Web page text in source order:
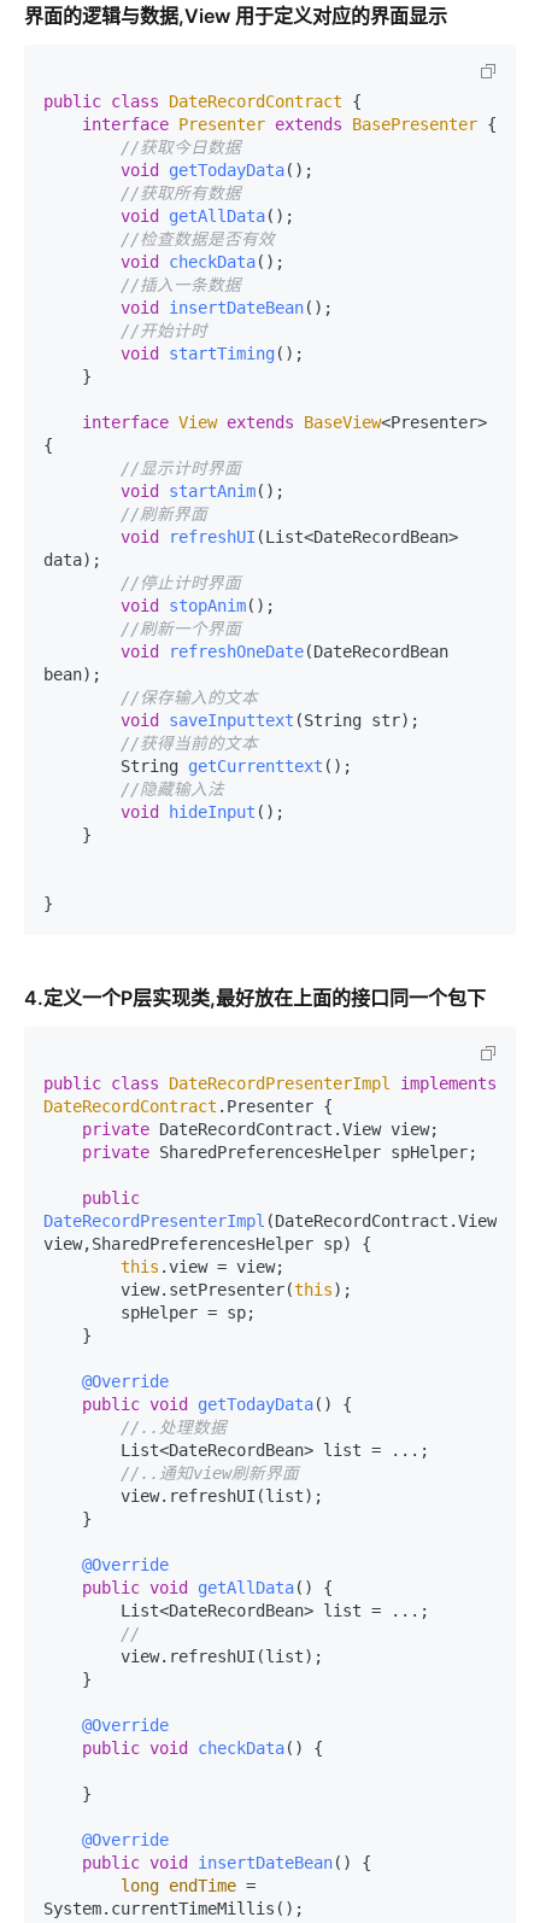
界面的逻辑与数据,View 用于定义对应的界面显示
public class DateRecordContract {
interface Presenter extends BasePresenter {
//获取今日数据
void
getTodayData() ;
//获取所有数据
void
getAllData() ;
//检查数据是否有效
void
checkData() ;
//插入一条数据
void
insertDateBean() ;
//开始计时
void
startTiming () ;
interface View extends BaseView<Presenter>
{
//显示计时界面
void
startAnim() ;
//刷新界面
void
refreshUI (List<DateRecordBean>
data) ;
//停止计时界面
void
stopAnim() ;
//刷新一个界面
void
refreshOneDate(DateRecordBean
bean) ;
//保存输入的文本
void
saveInputtext (String str) ;
//获得当前的文本
        String
getCurrenttext () ;
//隐藏输入法
void
hideInput () ;
4.定义一个P层实现类,最好放在上面的接口同一个包下
public class DateRecordPresenterImpl
implements
DateRecordContract .Presenter {
private DateRecordContract.View view;
private SharedPreferencesHelper spHelper;
public
DateRecordPresenterImpl (DateRecordContract.View
view,SharedPreferencesHelper sp)
{
this .view = view;
        view.setPresenter(
this);
@Override
public void getTodayData()
{
//..处理数据
//..通知view刷新界面
@Override
public void getAllData()
{
//
@Override
public void checkData() {
@Override
public void insertDateBean()
{
long endTime =
System.currentTimeMillis();